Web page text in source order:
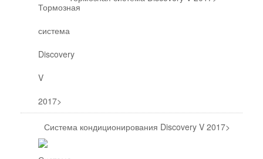
Система кондиционирования Discovery V 2017>